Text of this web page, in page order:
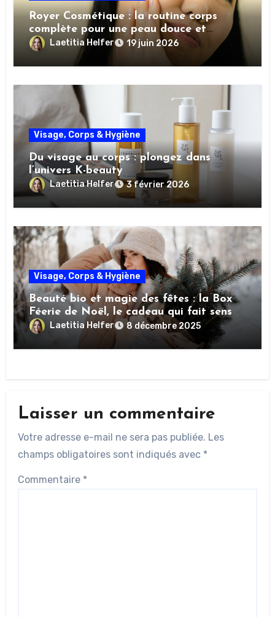
Royer Cosmétique : la routine corps
complète pour une peau douce et
nourrieLaetitia Helfer 19 juin 2026
Visage, Corps & Hygiène
Du visage au corps : plongez dans
l’univers K-beauty
Laetitia Helfer 3 février 2026
Visage, Corps & Hygiène
Beauté bio et magie des fêtes : la Box
Féerie de Noël, le cadeau qui fait sens
Laetitia Helfer 8 décembre 2025
Laisser un commentaire
Votre adresse e-mail ne sera pas publiée. Les
champs obligatoires sont indiqués avec *
Commentaire *